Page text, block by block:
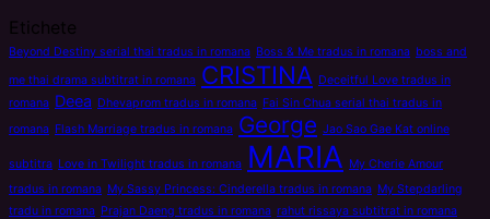
Etichete
Beyond Destiny serial thai tradus in romana Boss & Me tradus in romana boss and
me thai drama subtitrat in romana CRISTINA Deceitful Love tradus in
romana Deea Dhevaprom tradus in romana Fai Sin Chua serial thai tradus in
romana Flash Marriage tradus in romana George Jao Sao Gae Kat online
subtitra Love in Twilight tradus in romana MARIA My Cherie Amour
tradus in romana My Sassy Princess: Cinderella tradus in romana My Stepdarling
tradu in romana Prajan Daeng tradus in romana rahut rissaya subtitrat in romana